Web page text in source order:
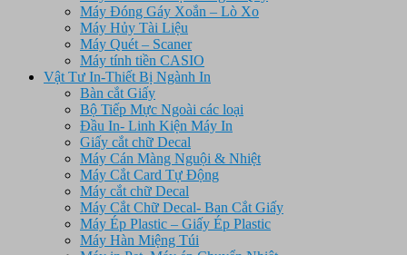
Máy Đóng Gáy Xoắn – Lò Xo
Máy Hủy Tài Liệu
Máy Quét – Scaner
Máy tính tiền CASIO
Vật Tư In-Thiết Bị Ngành In
Bàn cắt Giấy
Bộ Tiếp Mực Ngoài các loại
Đầu In- Linh Kiện Máy In
Giấy cắt chữ Decal
Máy Cán Màng Nguội & Nhiệt
Máy Cắt Card Tự Động
Máy cắt chữ Decal
Máy Cắt Chữ Decal- Ban Cắt Giấy
Máy Ép Plastic – Giấy Ép Plastic
Máy Hàn Miệng Túi